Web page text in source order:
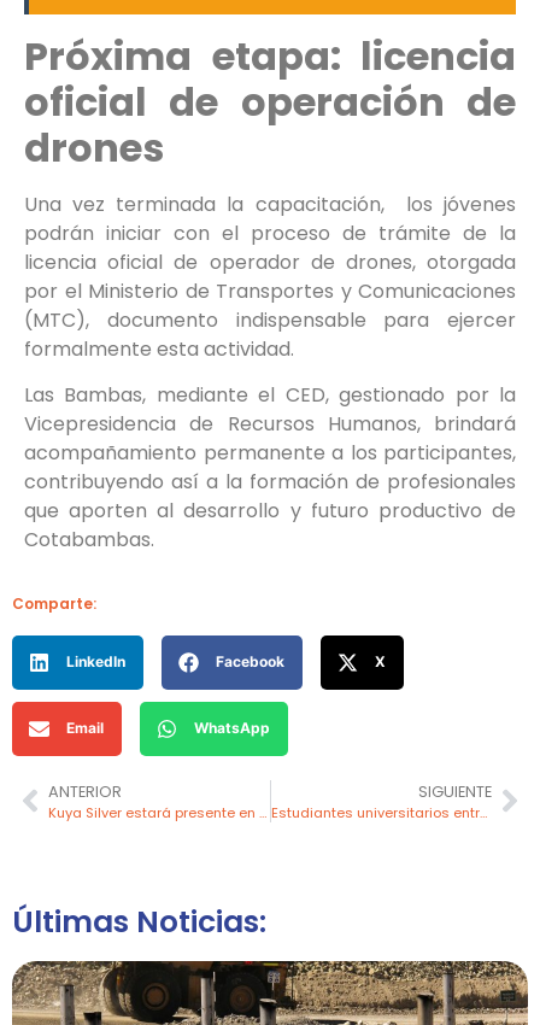
Próxima etapa: licencia
oficial de operación de
drones
Una vez terminada la capacitación, los jóvenes
podrán iniciar con el proceso de trámite de la
licencia oficial de operador de drones, otorgada
por el Ministerio de Transportes y Comunicaciones
(MTC), documento indispensable para ejercer
formalmente esta actividad.
Las Bambas, mediante el CED, gestionado por la
Vicepresidencia de Recursos Humanos, brindará
acompañamiento permanente a los participantes,
contribuyendo así a la formación de profesionales
que aporten al desarrollo y futuro productivo de
Cotabambas.
Comparte:
LinkedIn Facebook X
Email WhatsApp
ANTERIOR
Kuya Silver estará presente en la conferencia NobleCon21 en Florida
SIGUIENTE
Estudiantes universitarios entran en la fase final del programa “Semillas para el Futuro 2025”
Últimas Noticias: